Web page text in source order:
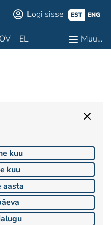
Logi sisse EST ENG
EL Muu…
kuu
kuu
aasta